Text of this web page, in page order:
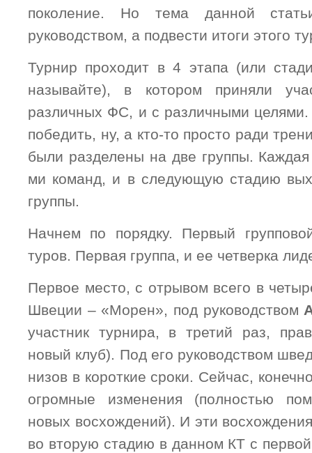
поколение. Но тема данной
руководством, а подвести итоги этого
Турнир проходит в 4 этапа (или
называйте), в котором приняли
различных ФС, и с различными
победить, ну, а кто-то просто ради
были разделены на две группы. Каждая
ми команд, и в следующую стадию
группы.
Начнем по порядку. Первый
туров. Первая группа, и ее четверка
Первое место, с отрывом всего в
Швеции – «Морен», под руководством
участник турнира, в третий раз,
новый клуб). Под его руководством
низов в короткие сроки. Сейчас,
огромные изменения (полностью
новых восхождений). И эти
во вторую стадию в данном КТ с